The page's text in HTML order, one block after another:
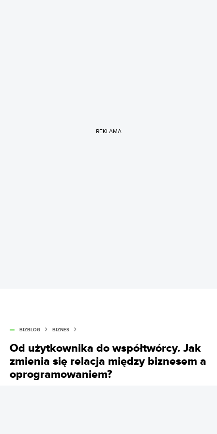
REKLAMA
BIZBLOG BIZNES
Od użytkownika do współtwórcy. Jak
zmienia się relacja między biznesem a
oprogramowaniem?